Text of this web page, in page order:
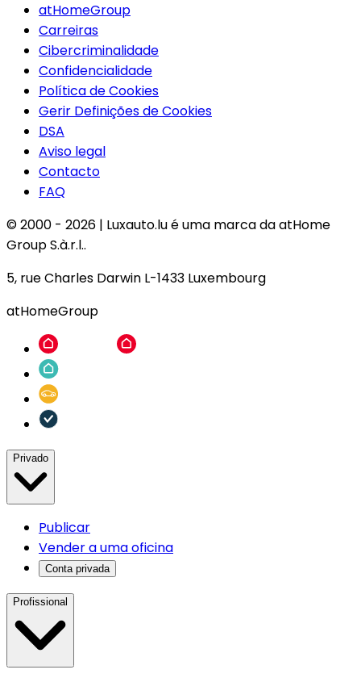
atHomeGroup
Carreiras
Cibercriminalidade
Confidencialidade
Política de Cookies
Gerir Definições de Cookies
DSA
Aviso legal
Contacto
FAQ
© 2000 - 2026 | Luxauto.lu é uma marca da atHome
Group S.à.r.l..
5, rue Charles Darwin L-1433 Luxembourg
atHomeGroup
Privado
Publicar
Vender a uma oficina
Conta privada
Profissional